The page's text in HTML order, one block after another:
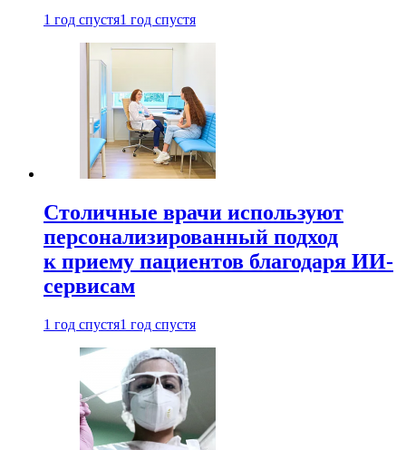
1 год спустя1 год спустя
Столичные врачи используют
персонализированный подход
к приему пациентов благодаря ИИ-
сервисам
1 год спустя1 год спустя